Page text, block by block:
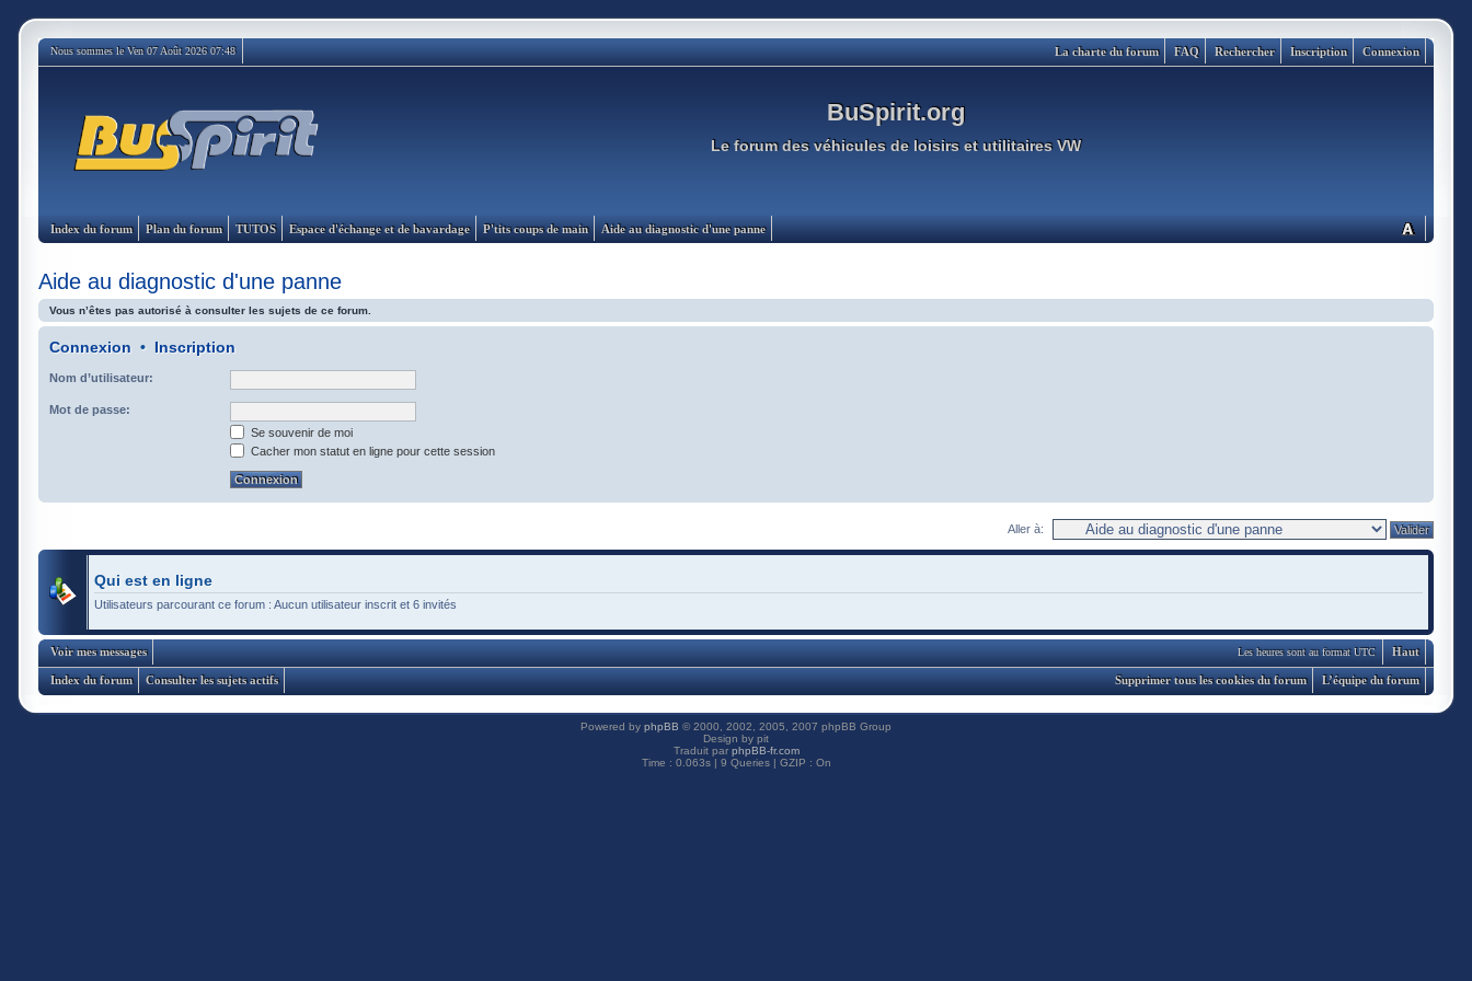
Nous sommes le Ven 07 Août 2026 07:48 Connexion
Inscription
Rechercher
FAQ
La charte du forum
BuSpirit.org
Le forum des véhicules de loisirs et utilitaires VW
Index du forum Plan du forum TUTOS Espace d'échange et de bavardage P'tits coups de main Aide au diagnostic d'une panne
Aide au diagnostic d'une panne
Vous n’êtes pas autorisé à consulter les sujets de ce forum.
Connexion • Inscription
Nom d’utilisateur:
Mot de passe:
Se souvenir de moi
Cacher mon statut en ligne pour cette session
Aller à:
Qui est en ligne
Utilisateurs parcourant ce forum : Aucun utilisateur inscrit et 6 invités
Haut
Les heures sont au format UTC
Voir mes messages
Index du forum Consulter les sujets actifs L’équipe du forum
Supprimer tous les cookies du forum
Powered by phpBB © 2000, 2002, 2005, 2007 phpBB Group
Design by pit
Traduit par phpBB-fr.com
Time : 0.063s | 9 Queries | GZIP : On